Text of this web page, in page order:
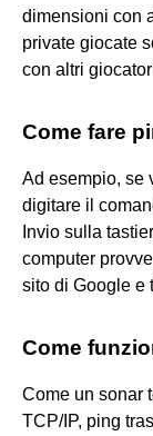
dimensioni con
private giocate
con altri
Come fare
Ad esempio, se
digitare il
Invio sulla
computer
sito di Google e
Come
Come un sonar
TCP/IP, ping